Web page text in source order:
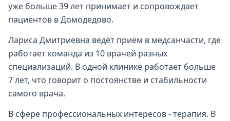
уже больше 39 лет принимает и сопровождает
пациентов в Домодедово.
Лариса Дмитриевна ведёт приём в медсанчасти, где
работает команда из 10 врачей разных
специализаций. В одной клинике работает больше
7 лет, что говорит о постоянстве и стабильности
самого врача.
В сфере профессиональных интересов - терапия. В